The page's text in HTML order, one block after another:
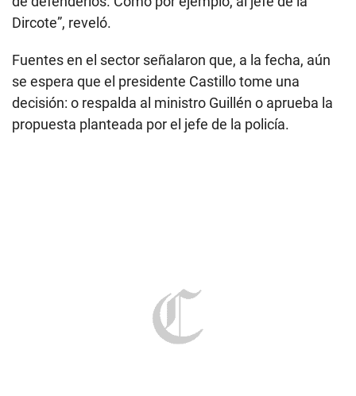
Dircote”, reveló.
Fuentes en el sector señalaron que, a la fecha, aún
se espera que el presidente Castillo tome una
decisión: o respalda al ministro Guillén o aprueba la
propuesta planteada por el jefe de la policía.